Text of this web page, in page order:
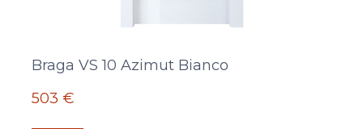
Braga VS 10 Azimut Bianco
503 €